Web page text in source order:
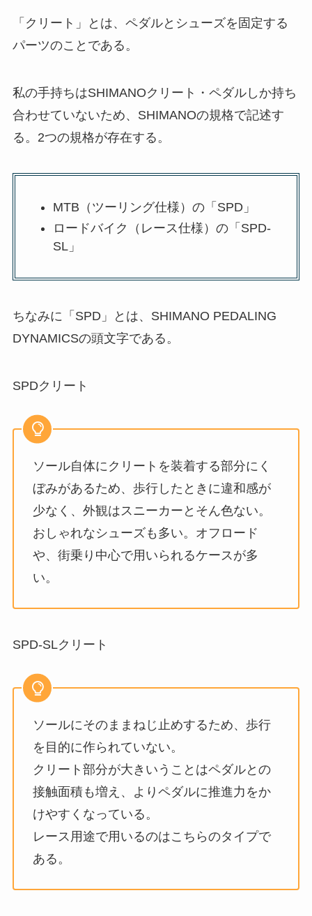
「クリート」とは、ペダルとシューズを固定する
パーツのことである。
私の手持ちはSHIMANOクリート・ペダルしか持ち
合わせていないため、SHIMANOの規格で記述す
る。2つの規格が存在する。
MTB（ツーリング仕様）の「SPD」
ロードバイク（レース仕様）の「SPD-
SL」
ちなみに「SPD」とは、SHIMANO PEDALING
DYNAMICSの頭文字である。
SPDクリート
ソール自体にクリートを装着する部分にく
ぼみがあるため、歩行したときに違和感が
少なく、外観はスニーカーとそん色ない。
おしゃれなシューズも多い。 オフロード
や、街乗り中心で用いられるケースが多
い。
SPD-SLクリート
ソールにそのままねじ止めするため、歩行
を目的に作られていない。
クリート部分が大きいうことはペダルとの
接触面積も増え、よりペダルに推進力をか
けやすくなっている。
レース用途で用いるのはこちらのタイプで
ある。